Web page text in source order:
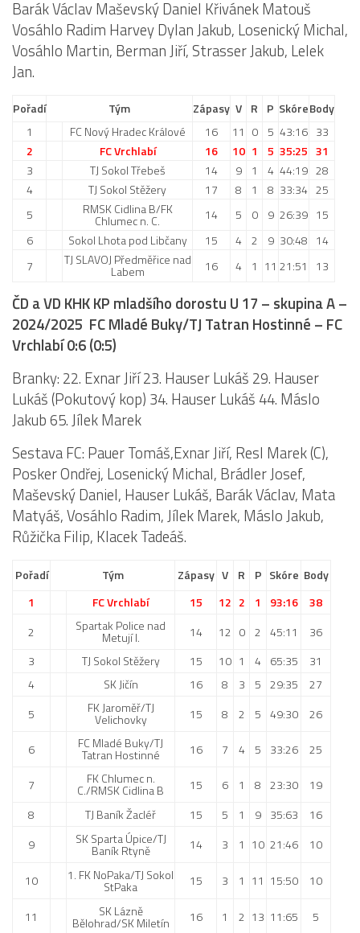
Barák Václav Maševský Daniel Křivánek Matouš
Vosáhlo Radim Harvey Dylan Jakub, Losenický Michal,
Vosáhlo Martin, Berman Jiří, Strasser Jakub, Lelek
Jan.
Pořadí Tým Zápasy V R P SkóreBody
1
FC Nový Hradec Králové 16 11 0 5 43:16 33
2
FC Vrchlabí 16 10 1 5 35:25 31
3
TJ Sokol Třebeš 14 9 1 4 44:19 28
4
TJ Sokol Stěžery 17 8 1 8 33:34 25
5
RMSK Cidlina B/FK
Chlumec n. C. 14 5 0 9 26:39 15
6
Sokol Lhota pod Libčany 15 4 2 9 30:48 14
7
TJ SLAVOJ Předměřice nad
Labem 16 4 1 11 21:51 13
ČD a VD KHK KP mladšího dorostu U 17 – skupina A –
2024/2025 FC Mladé Buky/TJ Tatran Hostinné – FC
Vrchlabí 0:6 (0:5)
Branky: 22. Exnar Jiří 23. Hauser Lukáš 29. Hauser
Lukáš (Pokutový kop) 34. Hauser Lukáš 44. Máslo
Jakub 65. Jílek Marek
Sestava FC: Pauer Tomáš,Exnar Jiří, Resl Marek (C),
Posker Ondřej, Losenický Michal, Brádler Josef,
Maševský Daniel, Hauser Lukáš, Barák Václav, Mata
Matyáš, Vosáhlo Radim, Jílek Marek, Máslo Jakub,
Růžička Filip, Klacek Tadeáš.
Pořadí Tým Zápasy V R P Skóre Body
1
FC Vrchlabí 15 12 2 1 93:16
38
2
Spartak Police nad
Metují I. 14 12 0 2 45:11
36
3
TJ Sokol Stěžery 15 10 1 4 65:35
31
4
SK Jičín 16 8 3 5 29:35
27
5
FK Jaroměř/TJ
Velichovky 15 8 2 5 49:30 26
6 FC Mladé Buky/TJ
Tatran Hostinné 16 7 4 5 33:26 25
7 FK Chlumec n.
C./RMSK Cidlina B 15 6 1 8 23:30
19
8
TJ Baník Žacléř 15 5 1 9 35:63
16
9
SK Sparta Úpice/TJ
Baník Rtyně 14 3 1 10 21:46 10
10 1. FK NoPaka/TJ Sokol
StPaka 15 3 1 11 15:50 10
11 SK Lázně
Bělohrad/SK Miletín 16 1 2 13 11:65 5